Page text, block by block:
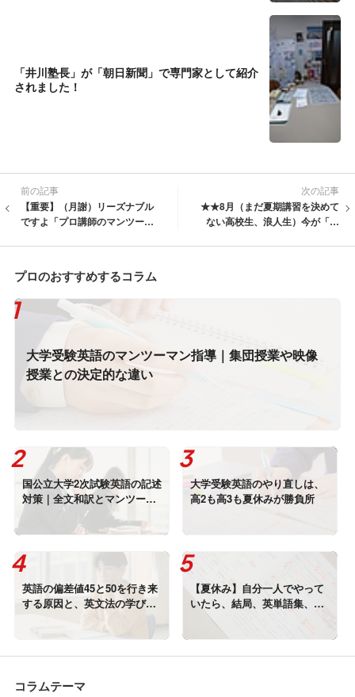
「井川塾長」が「朝日新聞」で専門家として紹介
されました！
前の記事
【重要】（月謝）リーズナブル
ですよ「プロ講師のマンツーマ
次の記事
★★8月（まだ夏期講習を決めて
ない高校生、浪人生）今が「最
プロのおすすめするコラム
大学受験英語のマンツーマン指導｜集団授業や映像
授業との決定的な違い
国公立大学2次試験英語の記述
対策｜全文和訳とマンツーマ
ン添削で伸ばす
大学受験英語のやり直しは、
高2も高3も夏休みが勝負所
英語の偏差値45と50を行き来
する原因と、英文法の学び直
【夏休み】自分一人でやって
いたら、結局、英単語集、覚
えなかったでしょ？
コラムテーマ